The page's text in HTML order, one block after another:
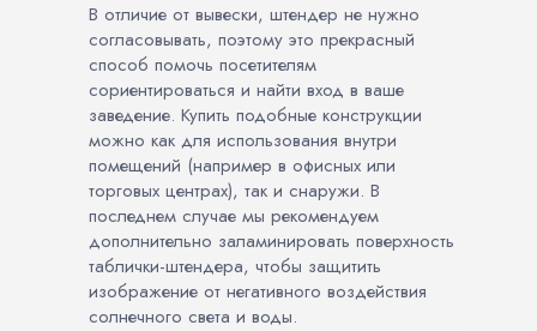
В отличие от вывески, штендер не нужно
согласовывать, поэтому это прекрасный
способ помочь посетителям
сориентироваться и найти вход в ваше
заведение. Купить подобные конструкции
можно как для использования внутри
помещений (например в офисных или
торговых центрах), так и снаружи. В
последнем случае мы рекомендуем
дополнительно заламинировать поверхность
таблички-штендера, чтобы защитить
изображение от негативного воздействия
солнечного света и воды.